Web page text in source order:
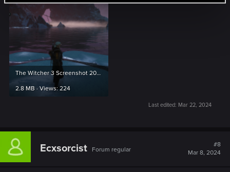
The Witcher 3 Screenshot 2024.02.15 - 02.26.48.19.png
2.8 MB · Views: 224
Last edited: Mar 22, 2024
Ecxsorcist Forum regular
#8
Mar 8, 2024